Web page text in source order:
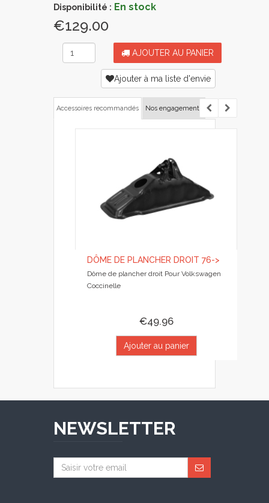
Disponibilité : En stock
€129.00
AJOUTER AU PANIER
Ajouter à ma liste d'envie
Accessoires recommandés Nos engagements
DÔME DE PLANCHER DROIT 76->
Dôme de plancher droit Pour Volkswagen
Coccinelle
€49.96
Ajouter au panier
NEWSLETTER